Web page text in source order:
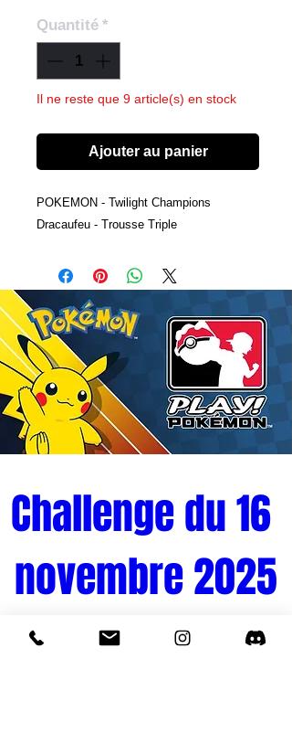
Quantité *
Il ne reste que 9 article(s) en stock
Ajouter au panier
POKEMON - Twilight Champions
Dracaufeu - Trousse Triple
Challenge du 16
novembre 2025
Tournoi Pokémon